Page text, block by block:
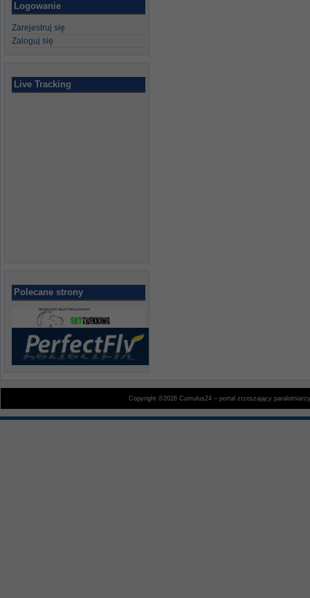
Logowanie
Zarejestruj się
Zaloguj się
Live Tracking
Polecane strony
Copyright ©2026 Cumulus24 – portal zrzeszający